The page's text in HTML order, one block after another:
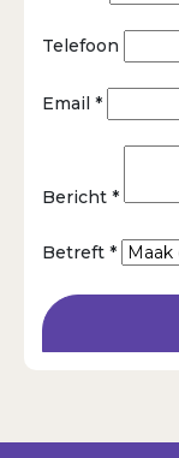
Telefoon
Email *
Bericht *
Betreft *